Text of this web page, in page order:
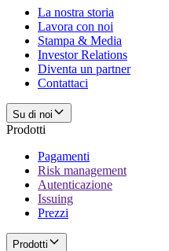
La nostra storia
Lavora con noi
Stampa & Media
Investor Relations
Diventa un partner
Contattaci
Su di noi
Prodotti
Pagamenti
Risk management
Autenticazione
Issuing
Prezzi
Prodotti